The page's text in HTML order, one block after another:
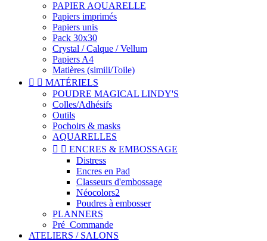
PAPIER AQUARELLE
Papiers imprimés
Papiers unis
Pack 30x30
Crystal / Calque / Vellum
Papiers A4
Matières (simili/Toile)
  MATÉRIELS
POUDRE MAGICAL LINDY'S
Colles/Adhésifs
Outils
Pochoirs & masks
AQUARELLES
  ENCRES & EMBOSSAGE
Distress
Encres en Pad
Classeurs d'embossage
Néocolors2
Poudres à embosser
PLANNERS
Pré_Commande
ATELIERS / SALONS